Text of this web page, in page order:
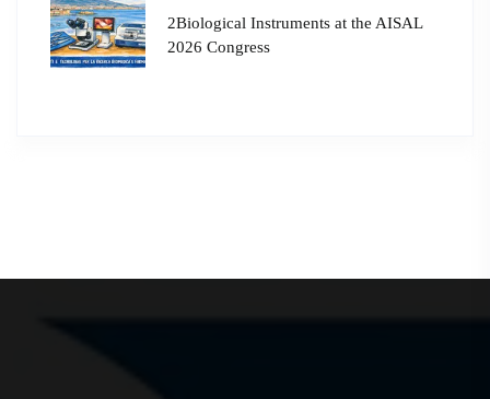
2Biological Instruments at the AISAL
2026 Congress